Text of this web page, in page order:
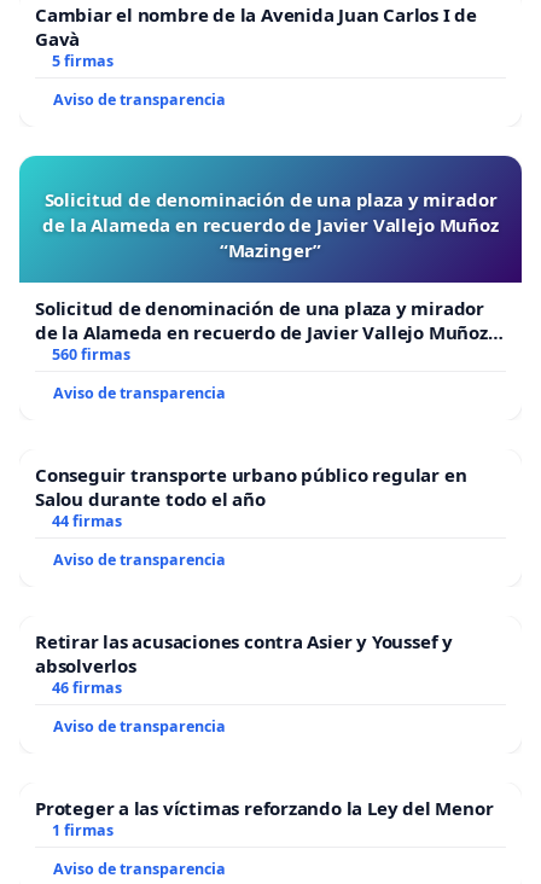
Cambiar el nombre de la Avenida Juan Carlos I de
Gavà
5 firmas
Aviso de transparencia
Solicitud de denominación de una plaza y mirador
de la Alameda en recuerdo de Javier Vallejo Muñoz
“Mazinger”
Solicitud de denominación de una plaza y mirador
de la Alameda en recuerdo de Javier Vallejo Muñoz
“Mazinger”
560 firmas
Aviso de transparencia
Conseguir transporte urbano público regular en
Salou durante todo el año
44 firmas
Aviso de transparencia
Retirar las acusaciones contra Asier y Youssef y
absolverlos
46 firmas
Aviso de transparencia
Proteger a las víctimas reforzando la Ley del Menor
1 firmas
Aviso de transparencia